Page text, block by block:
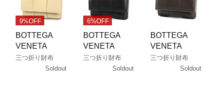
9%OFF
BOTTEGA
VENETA
三つ折り財布
Soldout
6%OFF
BOTTEGA
VENETA
三つ折り財布
Soldout
BOTTEGA
VENETA
三つ折り財布
Soldout